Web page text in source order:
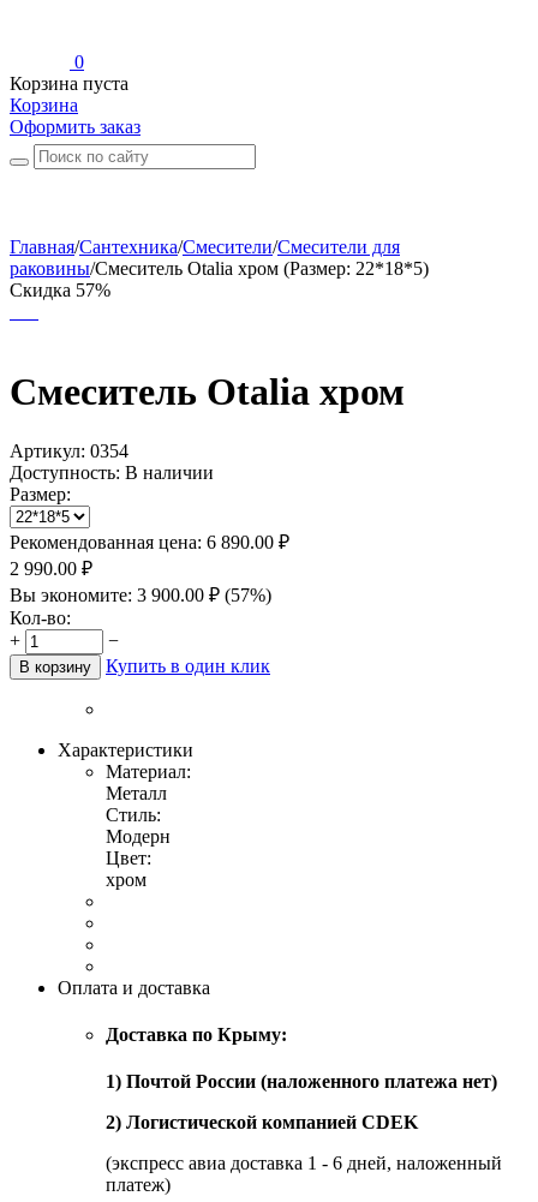
0
Корзина пуста
Корзина
Оформить заказ
Главная/Сантехника/Смесители/Смесители для
раковины/Смеситель Otalia хром (Размер: 22*18*5)
Скидка 57%
Смеситель Otalia хром
Артикул: 0354
Доступность: В наличии
Размер:
Рекомендованная цена: 6 890.00 ₽
2 990.00 ₽
Вы экономите: 3 900.00 ₽ (57%)
Кол-во:
+
−
В корзину Купить в один клик
Характеристики
Материал:
Металл
Стиль:
Модерн
Цвет:
хром
Оплата и доставка
Доставка по Крыму:
1) Почтой России (наложенного платежа нет)
2) Логистической компанией CDEK
(экспресс авиа доставка 1 - 6 дней, наложенный
платеж)